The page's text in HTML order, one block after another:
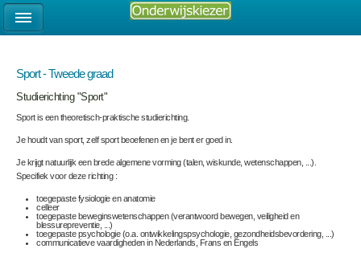
Sport - Tweede graad
Studierichting "Sport"
Sport is een theoretisch-praktische studierichting.
Je houdt van sport, zelf sport beoefenen en je bent er goed in.
Je krijgt natuurlijk een brede algemene vorming (talen, wiskunde, wetenschappen, ...).
Specifiek voor deze richting :
toegepaste fysiologie en anatomie
celleer
toegepaste beweginswetenschappen (verantwoord bewegen, veiligheid en
blessurepreventie, ...)
toegepaste psychologie (o.a. ontwikkelingspsychologie, gezondheidsbevordering, ...)
communicatieve vaardigheden in Nederlands, Frans en Engels